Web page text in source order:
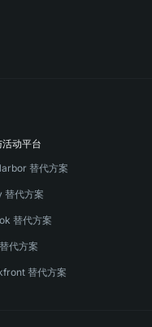
动平台
替代方案
替代方案
替代方案
代方案
替代方案